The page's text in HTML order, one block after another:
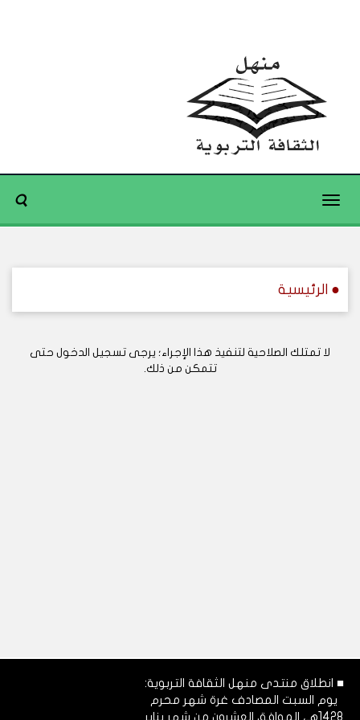
Toggle
● الرئيسية
لا تمتلك الصلاحية لتنفيذ هذا الإجراء؛ يرجى تسجيل الدخول حتى
تتمكن من ذلك.
■ انطلاق منتدى منهل الثقافة التربوية:
يوم السبت المصادف غرة شهر محرم
1428هـ، الموافق العشرون من شهر يناير